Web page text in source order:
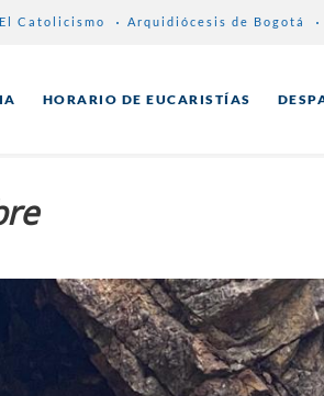
El Catolicismo Arquidiócesis de Bogotá
HORARIO DE EUCARISTÍAS